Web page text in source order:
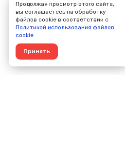
Продолжая просмотр этого сайта,
вы соглашаетесь на обработку
файлов cookie в соответствии с
Политикой использования файлов
cookie
Принять